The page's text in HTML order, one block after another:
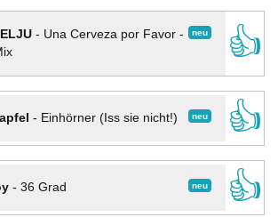
neu
- Una Cerveza por Favor -
👍
neu
- Einhörner (Iss sie nicht!)
👍
neu
- 36 Grad
👍